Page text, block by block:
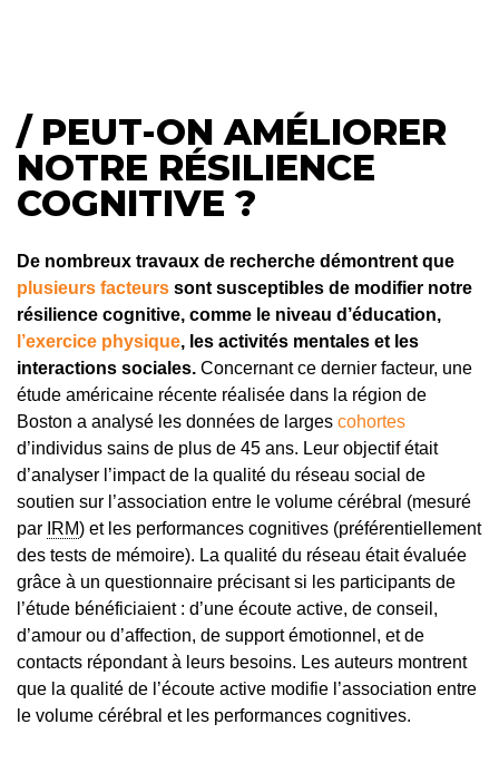
/ PEUT-ON AMÉLIORER
NOTRE RÉSILIENCE
COGNITIVE ?
De nombreux travaux de recherche démontrent que
plusieurs facteurs sont susceptibles de modifier notre
résilience cognitive, comme le niveau d’éducation,
l’exercice physique, les activités mentales et les
interactions sociales. Concernant ce dernier facteur, une
étude américaine récente réalisée dans la région de
Boston a analysé les données de larges cohortes
d’individus sains de plus de 45 ans. Leur objectif était
d’analyser l’impact de la qualité du réseau social de
soutien sur l’association entre le volume cérébral (mesuré
par IRM) et les performances cognitives (préférentiellement
des tests de mémoire). La qualité du réseau était évaluée
grâce à un questionnaire précisant si les participants de
l’étude bénéficiaient : d’une écoute active, de conseil,
d’amour ou d’affection, de support émotionnel, et de
contacts répondant à leurs besoins. Les auteurs montrent
que la qualité de l’écoute active modifie l’association entre
le volume cérébral et les performances cognitives.